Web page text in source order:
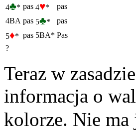
4♣* pas 4♥*
pas
4BA pas 5♣*
pas
5♦* pas 5BA* Pas
?
Teraz w
informacja o
kolorze. Nie ma